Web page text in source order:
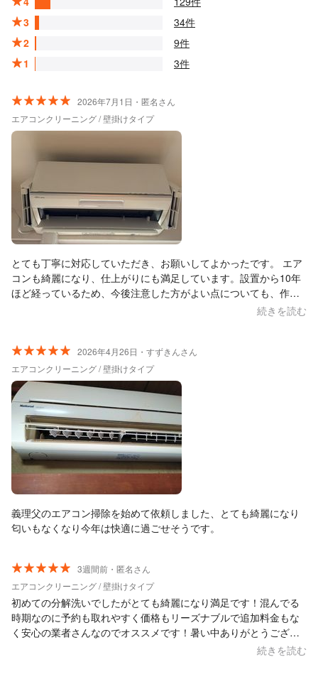
3
34件
2
9件
1
3件
2026年7月1日・匿名さん
エアコンクリーニング / 壁掛けタイプ
とても丁寧に対応していただき、お願いしてよかったです。 エア
コンも綺麗になり、仕上がりにも満足しています。設置から10年
ほど経っているため、今後注意した方がよい点についても、作業
続きを読む
2026年4月26日・すずきんさん
エアコンクリーニング / 壁掛けタイプ
義理父のエアコン掃除を始めて依頼しました、とても綺麗になり
匂いもなくなり今年は快適に過ごせそうです。
3週間前・匿名さん
エアコンクリーニング / 壁掛けタイプ
初めての分解洗いでしたがとても綺麗になり満足です！混んでる
時期なのに予約も取れやすく価格もリーズナブルで追加料金もな
く安心の業者さんなのでオススメです！暑い中ありがとうござい
続きを読む